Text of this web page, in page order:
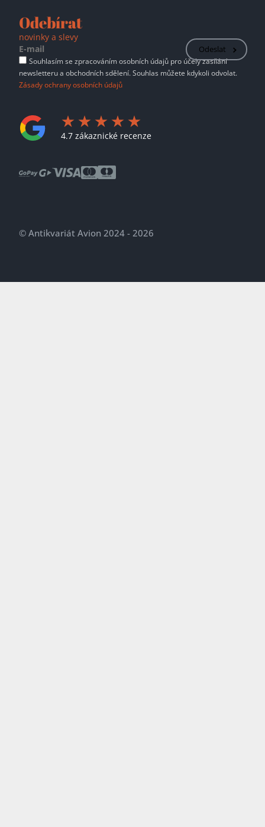
Odebírat
novinky a slevy
Odeslat
Souhlasím se zpracováním osobních údajů pro účely zasílání
newsletteru a obchodních sdělení. Souhlas můžete kdykoli odvolat.
Zásady ochrany osobních údajů
4.7 zákaznické recenze
© Antikvariát Avion 2024 - 2026